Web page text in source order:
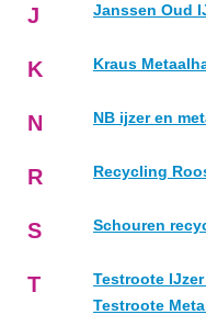
J Janssen Oud
K Kraus
N NB ijzer en
R Recycling
S Schouren
T
Testroote
Testroote